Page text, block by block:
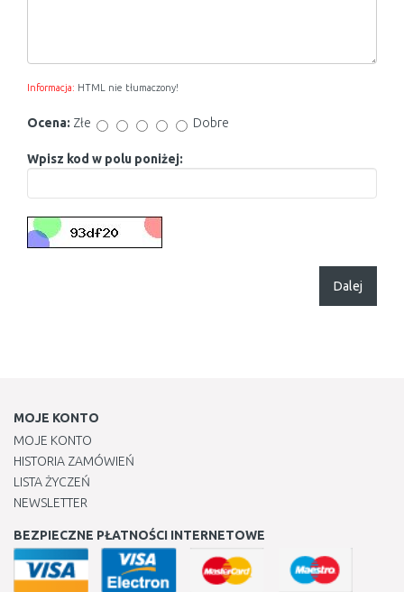
Informacja: HTML nie tłumaczony!
Ocena: Złe Dobre
Wpisz kod w polu poniżej:
Dalej
MOJE KONTO
MOJE KONTO
HISTORIA ZAMÓWIEŃ
LISTA ŻYCZEŃ
NEWSLETTER
BEZPIECZNE PŁATNOŚCI INTERNETOWE